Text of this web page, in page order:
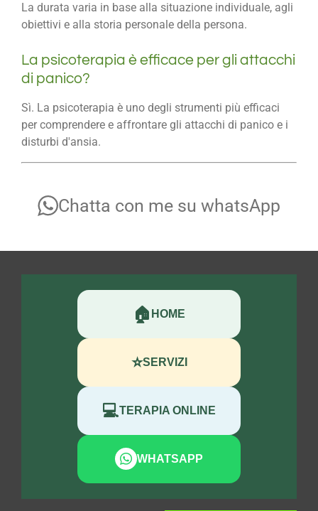
La durata varia in base alla situazione individuale, agli
obiettivi e alla storia personale della persona.
La psicoterapia è efficace per gli attacchi
di panico?
Sì. La psicoterapia è uno degli strumenti più efficaci
per comprendere e affrontare gli attacchi di panico e i
disturbi d'ansia.
Chatta con me su whatsApp
🏠 HOME
⭐SERVIZI
💻TERAPIA ONLINE
WHATSAPP